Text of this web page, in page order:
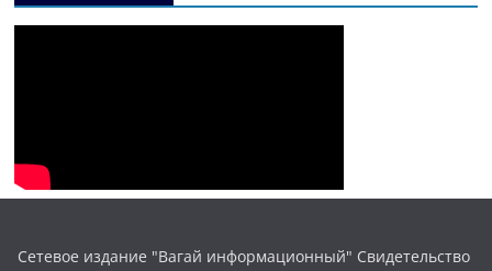
Сетевое издание "Вагай информационный" Свидетельство